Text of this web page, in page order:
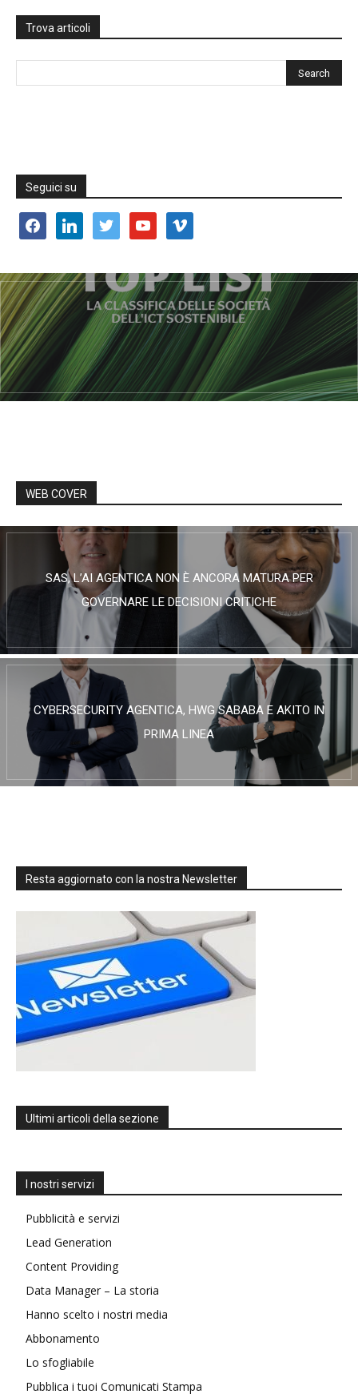
Trova articoli
Seguici su
facebooklinkedin twitter youtube vimeo
WEB COVER
SAS, L’AI AGENTICA NON È ANCORA MATURA PER
GOVERNARE LE DECISIONI CRITICHE
CYBERSECURITY AGENTICA, HWG SABABA E AKITO IN
PRIMA LINEA
Resta aggiornato con la nostra Newsletter
Ultimi articoli della sezione
I nostri servizi
Pubblicità e servizi
Lead Generation
Content Providing
Data Manager – La storia
Hanno scelto i nostri media
Abbonamento
Lo sfogliabile
Pubblica i tuoi Comunicati Stampa